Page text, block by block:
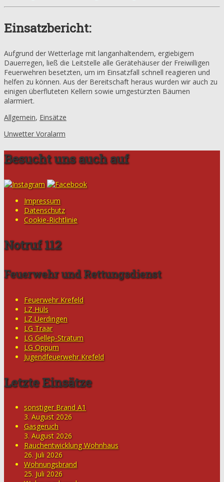
Einsatzbericht:
Aufgrund der Wetterlage mit langanhaltendem, ergiebigem
Dauerregen, ließ die Leitstelle alle Gerätehäuser der Freiwilligen
Feuerwehren besetzten, um im Einsatzfall schnell reagieren und
helfen zu können. Aus der Bereitschaft heraus wurden wir auch zu
einigen überfluteten Kellern sowie umgestürzten Bäumen
alarmiert.
Allgemein, Einsätze
Unwetter Voralarm
Besucht uns auch auf
Impressum
Datenschutz
Cookie-Richtlinie
Notruf 112
Feuerwehr und Rettungsdienst
Feuerwehr Krefeld
LZ Hüls
LZ Uerdingen
LG Traar
LG Gellep-Stratum
LG Oppum
Jugendfeuerwehr Krefeld
Letzte Einsätze
sonstiger Brand A1
3. August 2026
Gasgeruch
3. August 2026
Rauchentwicklung Wohnhaus
26. Juli 2026
Wohnungsbrand
25. Juli 2026